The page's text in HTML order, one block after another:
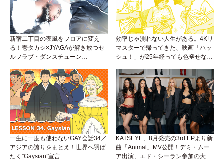
新宿二丁目の夜風をフロアに変え
る！壱タカシ×JYAGAが解き放つセ
ルフラブ・ダンスチューン
効率じゃ測れない人生がある。4Kリ
マスターで帰ってきた、映画「ハッ
シュ！」が25年経っても色褪せない
一生に一度も使わないGAY会話34／
アジアの誇りをまとえ！世界へ羽ば
たく”Gaysian”宣言
KATSEYE、8月発売の3rd EPより新
曲「Animal」MV公開！デミ・ムー
ア出演、エド・シーラン参加の大胆